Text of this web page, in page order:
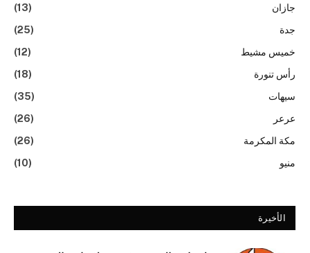
جازان
(13)
جدة
(25)
خميس مشيط
(12)
رأس تنورة
(18)
سيهات
(35)
عرعر
(26)
مكة المكرمة
(26)
منيو
(10)
الأخيرة